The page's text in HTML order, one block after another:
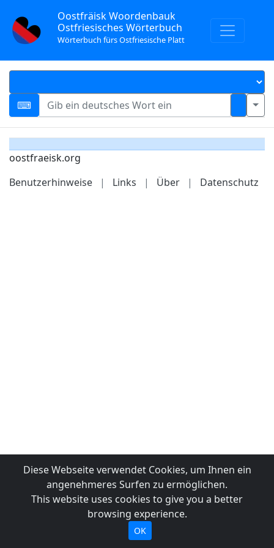
Oostfräisk Woordenbauk
Ostfriesisches Wörterbuch
Wörterbuch fürs Ostfriesische Platt
oostfraeisk.org
Benutzerhinweise
| Links | Über | Datenschutz
Diese Webseite verwendet Cookies, um Ihnen ein
angenehmeres Surfen zu ermöglichen.
This website uses cookies to give you a better
browsing experience.
OK